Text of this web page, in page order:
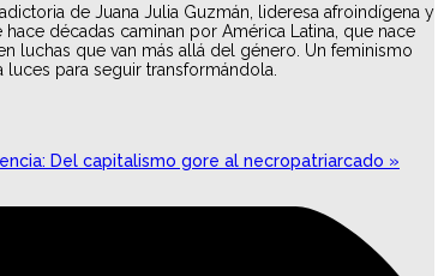
de Juana Julia Guzmán, lideresa afroindígena y
décadas caminan por América Latina, que nace
luchas que van más allá del género. Un feminismo
para seguir transformándola.
Del capitalismo gore al necropatriarcado »